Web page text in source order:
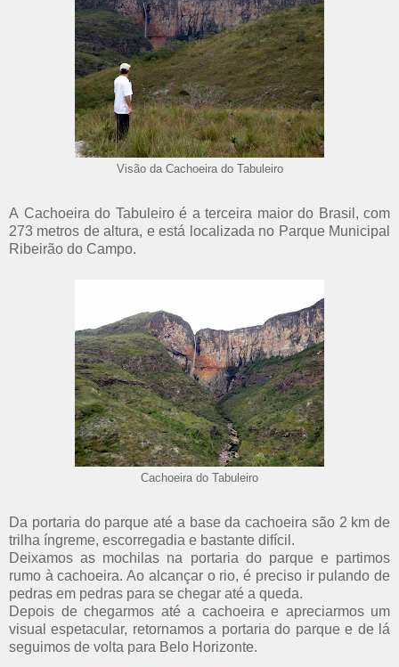
Visão da Cachoeira do Tabuleiro
A Cachoeira do Tabuleiro é a terceira maior do Brasil, com
273 metros de altura, e está localizada no Parque Municipal
Ribeirão do Campo.
Cachoeira do Tabuleiro
Da portaria do parque até a base da cachoeira são 2 km de
trilha íngreme, escorregadia e bastante difícil.
Deixamos as mochilas na portaria do parque e partimos
rumo à cachoeira. Ao alcançar o rio, é preciso ir pulando de
pedras em pedras para se chegar até a queda.
Depois de chegarmos até a cachoeira e apreciarmos um
visual espetacular, retornamos a portaria do parque e de lá
seguimos de volta para Belo Horizonte.